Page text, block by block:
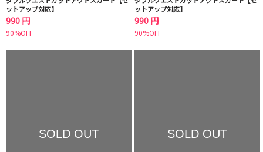
ットアップ対応】
990 円
90%OFF
ットアップ対応】
990 円
90%OFF
SOLD OUT SOLD OUT